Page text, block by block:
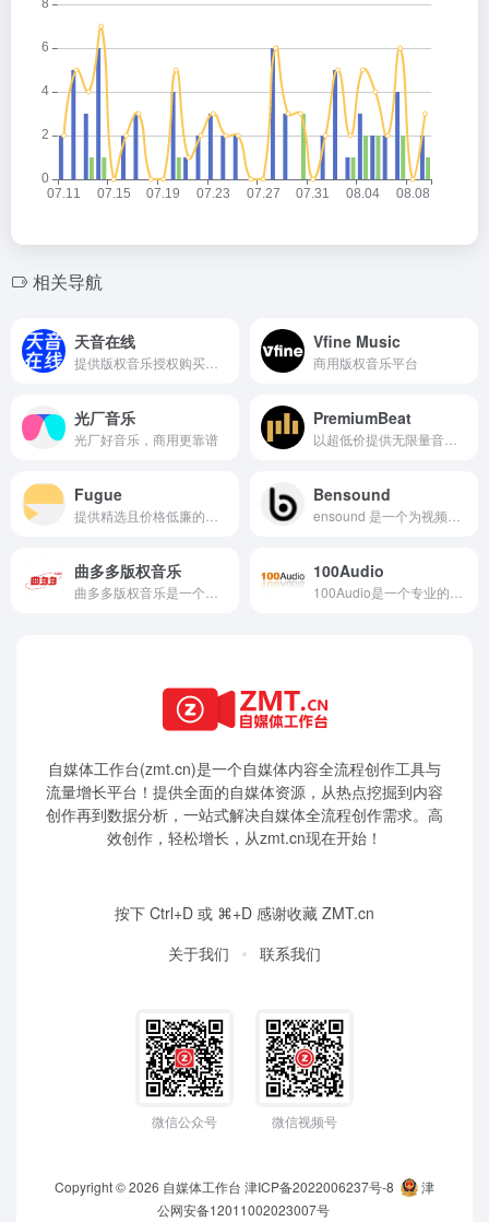
相关导航
天音在线 Vfine Music
商用版权音乐平台
光厂音乐
光厂好音乐，商用更靠谱
PremiumBeat
Fugue Bensound
曲多多版权音乐 100Audio
自媒体工作台(zmt.cn)是一个自媒体内容全流程创作工具与
流量增长平台！提供全面的自媒体资源，从热点挖掘到内容
创作再到数据分析，一站式解决自媒体全流程创作需求。高
效创作，轻松增长，从zmt.cn现在开始！
按下 Ctrl+D 或 ⌘+D 感谢收藏 ZMT.cn
关于我们
联系我们
微信公众号 微信视频号
Copyright © 2026 自媒体工作台 津ICP备2022006237号-8
津
公网安备12011002023007号